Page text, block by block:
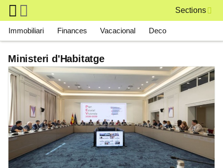
Skip to main content
Sections
Main navigation
Immobiliari Finances Vacacional Deco
Ministeri d'Habitatge